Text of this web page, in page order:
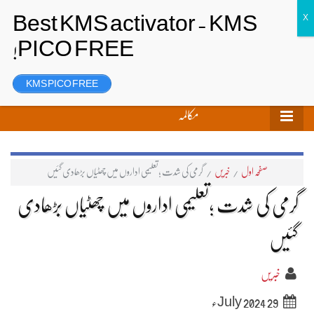
رجسٹر
مکالمہ
صفحہ اول / خبریں / گرمی کی شدت ؛تعلیمی اداروں میں چھٹیاں بڑھادی گئیں
گرمی کی شدت ؛تعلیمی اداروں میں چھٹیاں بڑھادی
گئیں
خبریں
29 July 2024ء
KMS PICO FREE